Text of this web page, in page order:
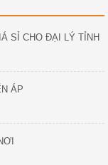
SỈ CHO ĐẠI LÝ TỈNH
ÁP